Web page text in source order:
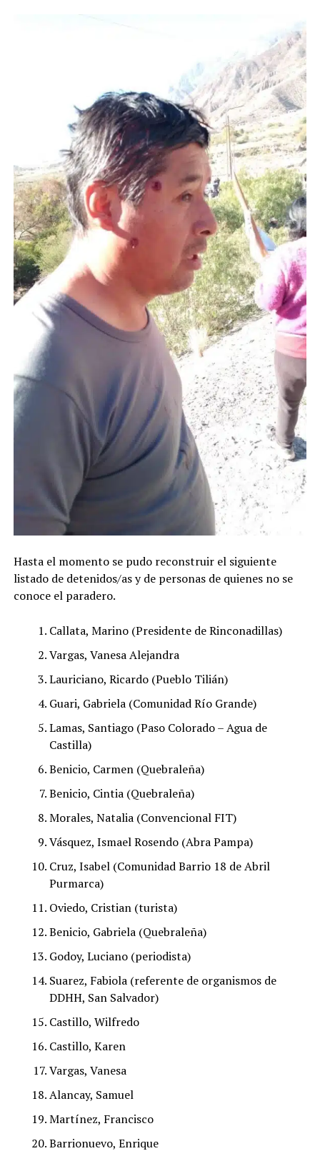
Hasta el momento se pudo reconstruir el siguiente
listado de detenidos/as y de personas de quienes no se
conoce el paradero.
Callata, Marino (Presidente de Rinconadillas)
Vargas, Vanesa Alejandra
Lauriciano, Ricardo (Pueblo Tilián)
Guari, Gabriela (Comunidad Río Grande)
Lamas, Santiago (Paso Colorado – Agua de
Castilla)
Benicio, Carmen (Quebraleña)
Benicio, Cintia (Quebraleña)
Morales, Natalia (Convencional FIT)
Vásquez, Ismael Rosendo (Abra Pampa)
Cruz, Isabel (Comunidad Barrio 18 de Abril
Purmarca)
Oviedo, Cristian (turista)
Benicio, Gabriela (Quebraleña)
Godoy, Luciano (periodista)
Suarez, Fabiola (referente de organismos de
DDHH, San Salvador)
Castillo, Wilfredo
Castillo, Karen
Vargas, Vanesa
Alancay, Samuel
Martínez, Francisco
Barrionuevo, Enrique